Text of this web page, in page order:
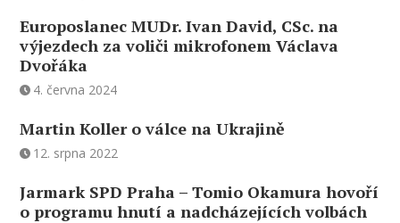
Europoslanec MUDr. Ivan David, CSc. na
výjezdech za voliči mikrofonem Václava
Dvořáka
4. června 2024
Martin Koller o válce na Ukrajině
12. srpna 2022
Jarmark SPD Praha – Tomio Okamura hovoří
o programu hnutí a nadcházejících volbách